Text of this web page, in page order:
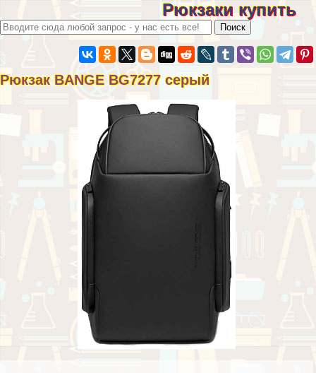
Рюкзаки купить
Рюкзак BANGE BG7277 серый